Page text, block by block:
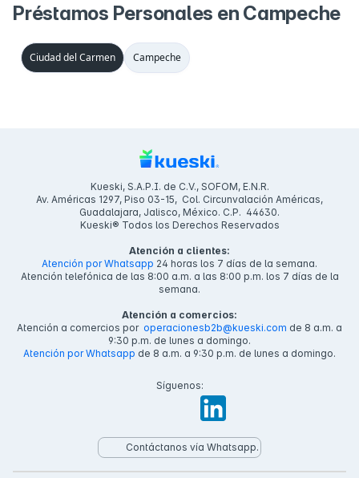
Préstamos Personales en Campeche
Ciudad del Carmen Campeche
Kueski, S.A.P.I. de C.V., SOFOM, E.N.R.
Av. Américas 1297, Piso 03-15, Col. Circunvalación Américas,
Guadalajara, Jalisco, México. C.P. 44630.
Kueski® Todos los Derechos Reservados
Atención a clientes:
Atención por Whatsapp 24 horas los 7 días de la semana.
Atención telefónica de las 8:00 a.m. a las 8:00 p.m. los 7 días de la
semana.
Atención a comercios:
Atención a comercios por operacionesb2b@kueski.com de 8 a.m. a
9:30 p.m. de lunes a domingo.
Atención por Whatsapp de 8 a.m. a 9:30 p.m. de lunes a domingo.
Síguenos:
Contáctanos vía Whatsapp.